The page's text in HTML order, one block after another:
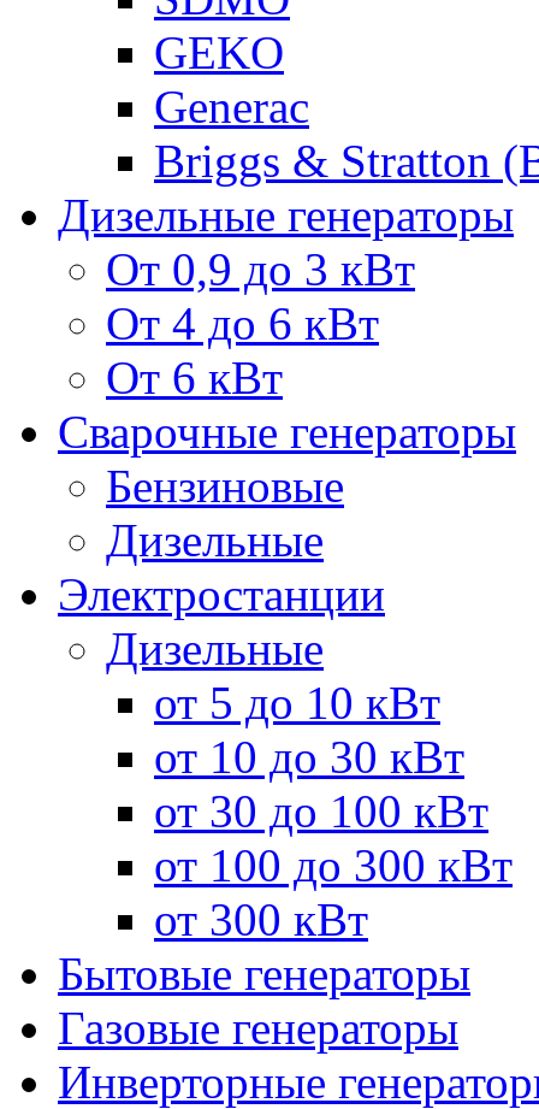
GEKO
Generac
Briggs & Stratton
Дизельные генераторы
От 0,9 до 3 кВт
От 4 до 6 кВт
От 6 кВт
Сварочные генераторы
Бензиновые
Дизельные
Электростанции
Дизельные
от 5 до 10 кВт
от 10 до 30 кВт
от 30 до 100 кВт
от 100 до 300 кВт
от 300 кВт
Бытовые генераторы
Газовые генераторы
Инверторные